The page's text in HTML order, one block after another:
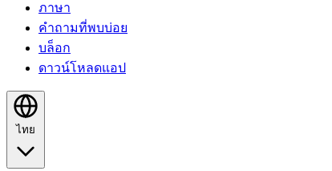
ภาษา
คำถามที่พบบ่อย
บล็อก
ดาวน์โหลดแอป
ไทย